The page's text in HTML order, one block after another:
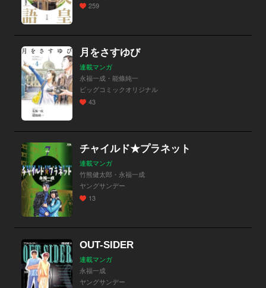
259
月をさすゆび
連載マンガ
永福一成・能條純一
ビッグコミックオリジナル
43
チャイルド★プラネット
連載マンガ
竹熊健太郎・永福一成
ヤングサンデー
13
OUT-SIDER
連載マンガ
永福一成
ヤングサンデー